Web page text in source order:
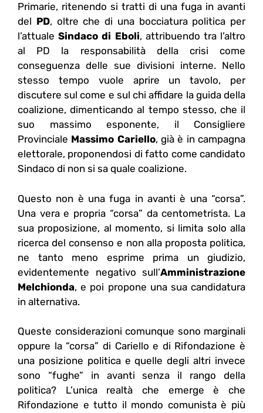
Primarie, ritenendo si tratti di una fuga in avanti
del PD, oltre che di una bocciatura politica per
l’attualeSindaco di Eboli, attribuendo tra l’altro
al PD la responsabilità della crisi come
conseguenza delle sue divisioni interne. Nello
stesso tempo vuole aprire un tavolo, per
discutere sul come e sul chi affidare la guida della
coalizione, dimenticando al tempo stesso, che il
suo massimo esponente, il Consigliere
Provinciale Massimo Cariello, già è in campagna
elettorale, proponendosi di fatto come candidato
Sindaco di non si sa quale coalizione.
Questo non è una fuga in avanti è una “corsa”.
Una vera e propria “corsa” da centometrista. La
sua proposizione, al momento, si limita solo alla
ricerca del consenso e non alla proposta politica,
ne tanto meno esprime prima un giudizio,
evidentemente negativo sull’Amministrazione
Melchionda, e poi propone una sua candidatura
in alternativa.
Queste considerazioni comunque sono marginali
oppure la “corsa” di Cariello e di Rifondazione è
una posizione politica e quelle degli altri invece
sono “fughe” in avanti senza il rango della
politica? L’unica realtà che emerge è che
Rifondazione e tutto il mondo comunista è più